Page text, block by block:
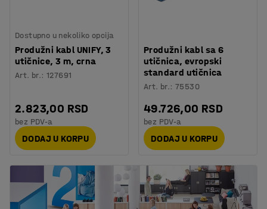
Dostupno u nekoliko opcija
Produžni kabl UNIFY, 3
utičnice, 3 m, crna
Art. br.:127691
2.823,00 RSD
bez PDV-a
DODAJ U KORPU
Produžni kabl sa 6
utičnica, evropski
standard utičnica
Art. br.:75530
49.726,00 RSD
bez PDV-a
DODAJ U KORPU